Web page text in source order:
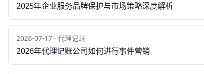
2025年企业服务品牌保护与市场策略深度解析
2026-07-17 · 代理记账
2026年代理记账公司如何进行事件营销